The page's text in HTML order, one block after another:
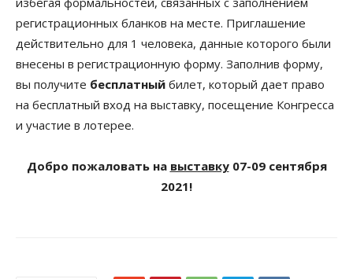
регистрационных бланков на месте. Приглашение
действительно для 1 человека, данные которого были
внесены в регистрационную форму. Заполнив форму,
вы получите бесплатный билет, который дает право
на бесплатный вход на выставку, посещение Конгресса
и участие в лотерее.
Добро пожаловать на выставку07-09 сентября
2021!